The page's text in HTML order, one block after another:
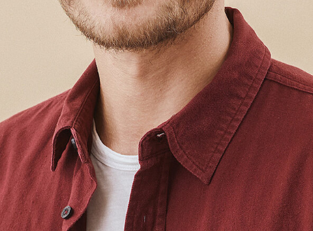
ПОДПИСАТЬСЯ
НОВОСТИ И СПЕЦПРЕДЛОЖЕНИЯ
В САМОЙ НЕНАВЯЗЧИВОЙ РАССЫЛКЕ
ОНЛАЙН – ЗАПИСЬ